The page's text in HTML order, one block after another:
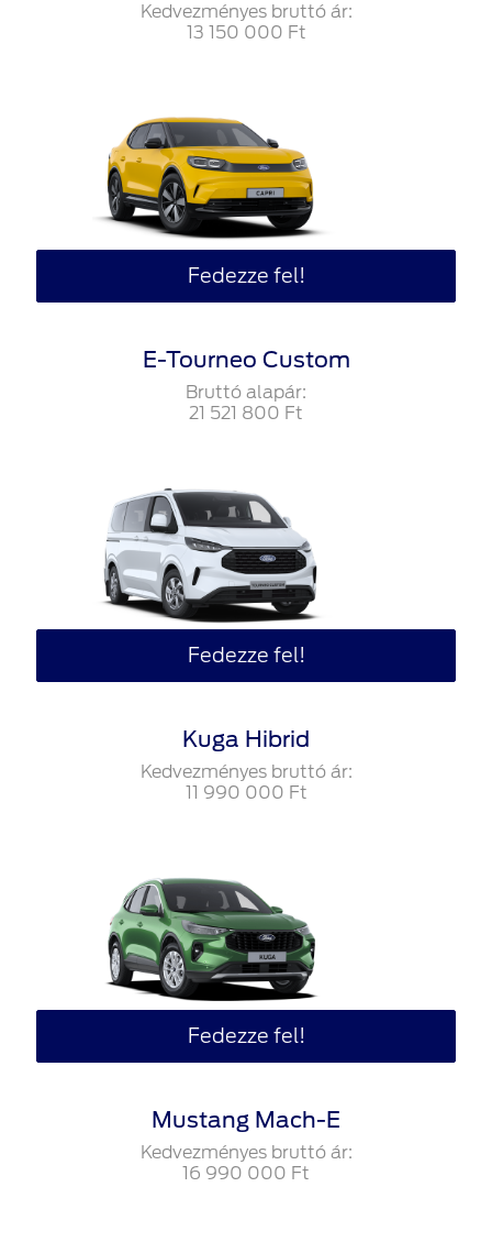
Kedvezményes bruttó ár:
13‍ ‍150‍ ‍000 Ft
Fedezze fel!
E-Tourneo Custom
Bruttó alapár:
21‍ ‍521‍ ‍800 Ft
Fedezze fel!
Kuga Hibrid
Kedvezményes bruttó ár:
11‍ ‍990‍ ‍000 Ft
Fedezze fel!
Mustang Mach-E
Kedvezményes bruttó ár:
16‍ ‍990‍ ‍000 Ft